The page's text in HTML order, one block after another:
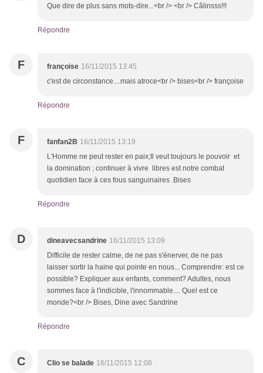
Que dire de plus sans mots-dire...<br /> <br /> Câlinsss!!!
Répondre
F françoise 16/11/2015 13:45
c'est de circonstance....mais atroce<br /> bises<br /> françoise
Répondre
F fanfan2B 16/11/2015 13:19
L'Homme ne peut rester en paix;Il veut toujours le pouvoir et
la domination ; continuer à vivre libres est notre combat
quotidien face à ces fous sanguinaires .Bises
Répondre
D dineavecsandrine 16/11/2015 13:09
Difficile de rester calme, de ne pas s'énerver, de ne pas
laisser sortir la haine qui pointe en nous... Comprendre: est ce
possible? Expliquer aux enfants, comment? Adultes, nous
sommes face à l'indicible, l'innommable.... Quel est ce
monde?<br /> Bises, Dine avec Sandrine
Répondre
C Clio se balade 16/11/2015 12:08